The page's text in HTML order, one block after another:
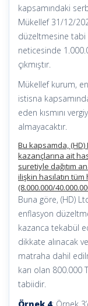
kapsamındaki
Mükellef 31/12/
düzeltmesine tabi
neticesinde
çıkmıştır.
Mükellef kurum,
istisna
eden kısmını
almayacaktır.
Bu kapsamda, (HD)
kazançlarına ait
suretiyle dağıtım
ilişkin hasılatın tüm
(8.000.000/
Buna göre, (HD)
enflasyon
kazanca tekabül
dikkate alınacak
matraha dahil
karı olan 800.000
tabiidir.